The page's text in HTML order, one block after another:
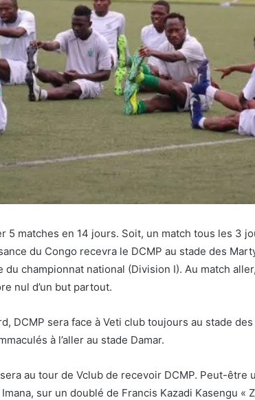
5 matches en 14 jours. Soit, un match tous les 3
du Congo recevra le DCMP au stade des
du championnat national (Division I). Au match
nul d’un but partout.
DCMP sera face à Veti club toujours au stade
à l’aller au stade Damar.
au tour de Vclub de recevoir DCMP. Peut-être
sur un doublé de Francis Kazadi Kasengu «